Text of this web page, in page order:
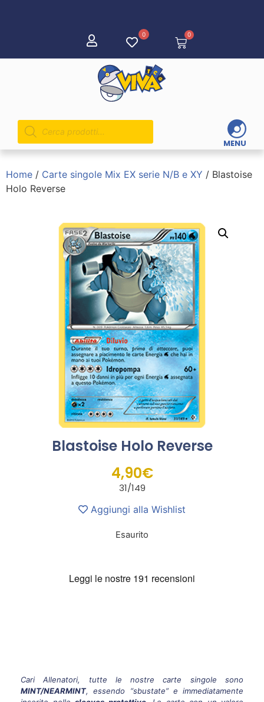
0 0
MENU
Home / Carte singole Mix EX serie N/B e XY / Blastoise
Holo Reverse
Blastoise Holo Reverse
4,90€
31/149
Aggiungi alla Wishlist
Esaurito
Cari Allenatori, tutte le nostre carte singole sono
MINT/NEARMINT, essendo “sbustate” e immediatamente